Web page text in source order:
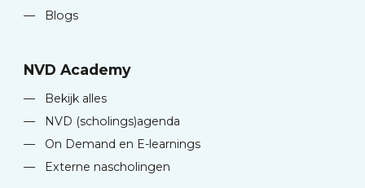
—
Blogs
NVD Academy
—
Bekijk alles
—
NVD (scholings)agenda
—
On Demand en E-learnings
—
Externe nascholingen